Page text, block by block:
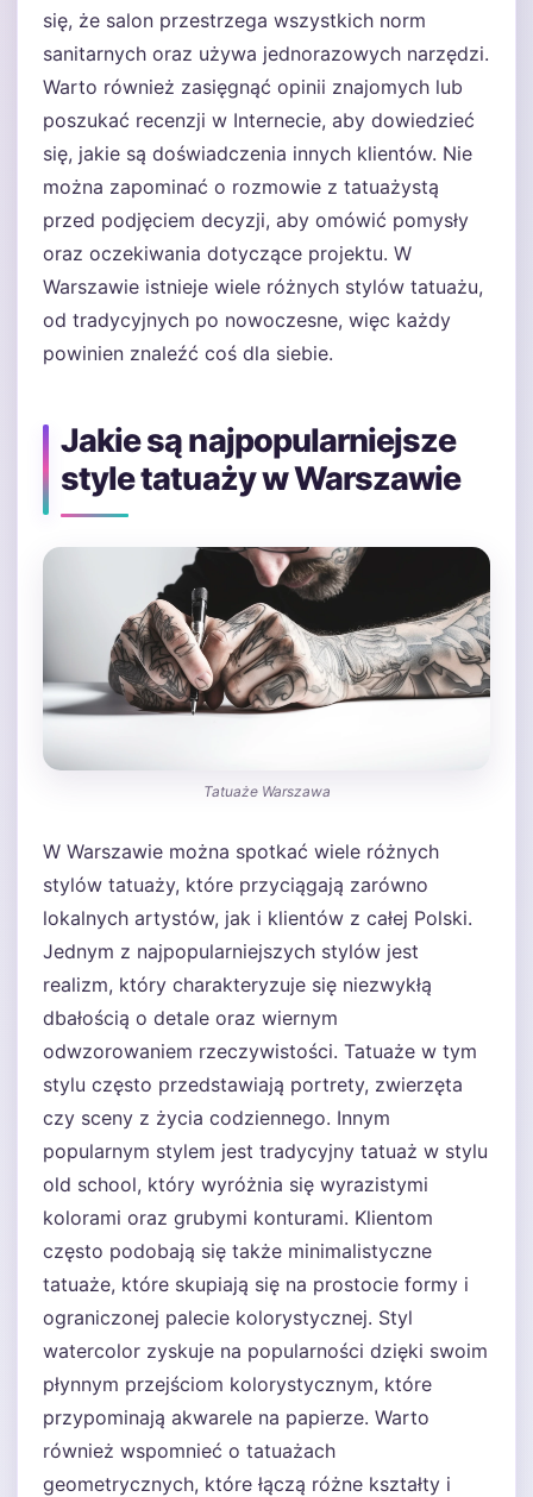
się, że salon przestrzega wszystkich norm
sanitarnych oraz używa jednorazowych narzędzi.
Warto również zasięgnąć opinii znajomych lub
poszukać recenzji w Internecie, aby dowiedzieć
się, jakie są doświadczenia innych klientów. Nie
można zapominać o rozmowie z tatuażystą
przed podjęciem decyzji, aby omówić pomysły
oraz oczekiwania dotyczące projektu. W
Warszawie istnieje wiele różnych stylów tatuażu,
od tradycyjnych po nowoczesne, więc każdy
powinien znaleźć coś dla siebie.
Jakie są najpopularniejsze
style tatuaży w Warszawie
Tatuaże Warszawa
W Warszawie można spotkać wiele różnych
stylów tatuaży, które przyciągają zarówno
lokalnych artystów, jak i klientów z całej Polski.
Jednym z najpopularniejszych stylów jest
realizm, który charakteryzuje się niezwykłą
dbałością o detale oraz wiernym
odwzorowaniem rzeczywistości. Tatuaże w tym
stylu często przedstawiają portrety, zwierzęta
czy sceny z życia codziennego. Innym
popularnym stylem jest tradycyjny tatuaż w stylu
old school, który wyróżnia się wyrazistymi
kolorami oraz grubymi konturami. Klientom
często podobają się także minimalistyczne
tatuaże, które skupiają się na prostocie formy i
ograniczonej palecie kolorystycznej. Styl
watercolor zyskuje na popularności dzięki swoim
płynnym przejściom kolorystycznym, które
przypominają akwarele na papierze. Warto
również wspomnieć o tatuażach
geometrycznych, które łączą różne kształty i